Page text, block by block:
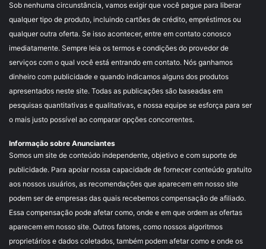
Sob nenhuma circunstância, vamos exigir que você pague para liberar
qualquer tipo de produto, incluindo cartões de crédito, empréstimos ou
qualquer outra oferta. Se isso acontecer, entre em contato conosco
imediatamente. Sempre leia os termos e condições do provedor de
serviços com o qual você está entrando em contato. Nós ganhamos
dinheiro com publicidade e quando indicamos alguns dos produtos
apresentados neste site. Todas as publicações são baseadas em
pesquisas quantitativas e qualitativas, e nossa equipe se esforça para ser
o mais justo possível ao comparar opções concorrentes.
Informação sobre Anunciantes
Somos um site de conteúdo independente, objetivo e com suporte de
publicidade. Para apoiar nossa capacidade de fornecer conteúdo gratuito
aos nossos usuários, as recomendações que aparecem em nosso site
podem ser de empresas das quais recebemos compensação de afiliado.
Essa compensação pode afetar como, onde e em que ordem as ofertas
aparecem em nosso site. Outros fatores, como nossos algoritmos
proprietários e dados coletados, também podem afetar como e onde os